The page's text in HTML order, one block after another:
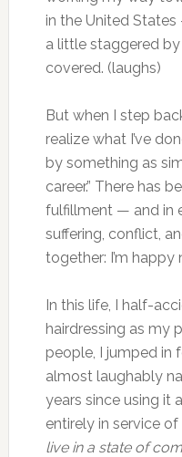
in the United States
a little staggered by
covered. (laughs)
But when I step
realize what I’ve
by something as
career.” There has
fulfillment — and in
suffering, conflict,
together: I’m happy
In this life, I half-
hairdressing as my
people, I jumped in
almost laughably
years since using it
entirely in service
live in a state of